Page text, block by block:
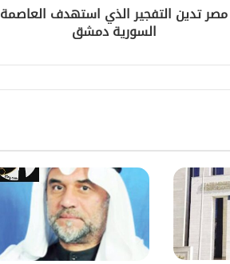
مصر تدين التفجير الذي استهدف العاصمة
السورية دمشق